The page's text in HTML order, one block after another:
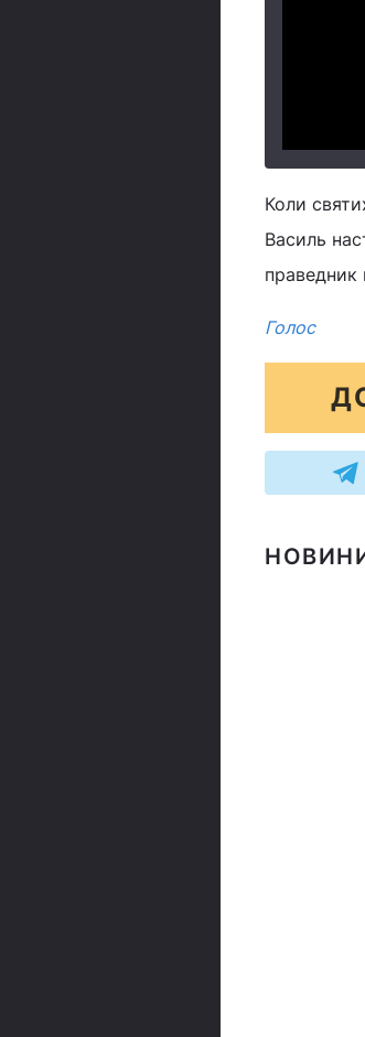
Коли
Василь
праведник
Голос